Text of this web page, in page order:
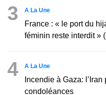
3 A La Une
France : « le port du
féminin reste interdit »
4 A La Une
Incendie à Gaza:
condoléances